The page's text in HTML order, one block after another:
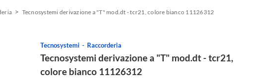
Tecnosystemi derivazione a "T" mod.dt - tcr21, colore bianco 11126312
Tecnosystemi Raccorderia
Tecnosystemi derivazione a "T" mod.dt - tcr21,
colore bianco 11126312